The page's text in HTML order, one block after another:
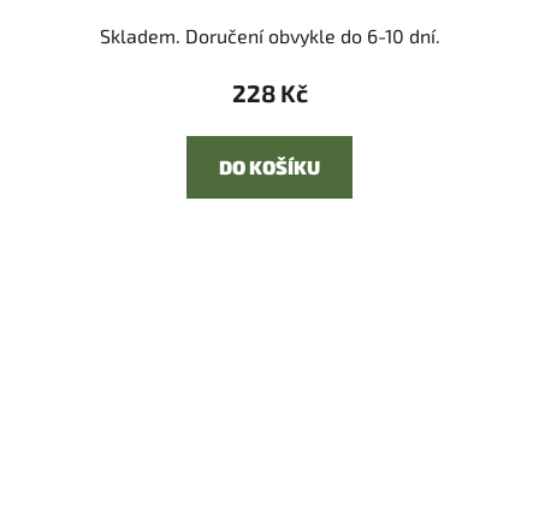
Skladem. Doručení obvykle do 6-10 dní.
228 Kč
DO KOŠÍKU